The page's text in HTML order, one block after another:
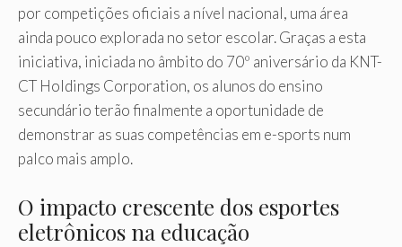
por competições oficiais a nível nacional, uma área
ainda pouco explorada no setor escolar. Graças a esta
iniciativa, iniciada no âmbito do 70º aniversário da KNT-
CT Holdings Corporation, os alunos do ensino
secundário terão finalmente a oportunidade de
demonstrar as suas competências em e-sports num
palco mais amplo.
O impacto crescente dos esportes
eletrônicos na educação